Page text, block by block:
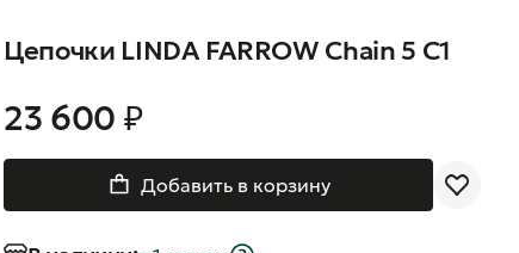
Цепочки LINDA FARROW Chain 5 C1
23 600 ₽
Добавить в корзину